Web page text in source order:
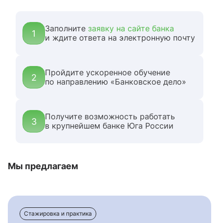
1 Заполните заявку на сайте банка
и ждите ответа на электронную почту
2
Пройдите ускоренное обучение
по направлению «Банковское дело»
3
Получите возможность работать
в крупнейшем банке Юга России
Мы предлагаем
Стажировка и практика